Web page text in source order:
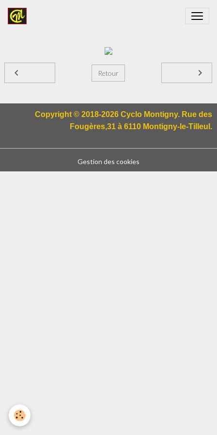
Retour
Copyright © 2018-2026 Cyclo Montigny. Rue des
Fougères,31 à 6110 Montigny-le-Tilleul.
Gestion des cookies